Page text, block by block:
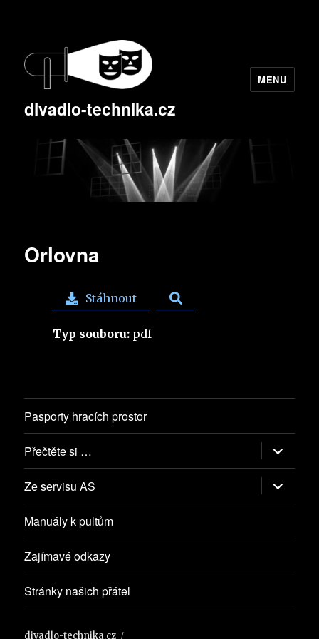
divadlo-technika.cz
MENU
Orlovna
Stáhnout
Typ souboru: pdf
Pasporty hracích prostor
Přečtěte si … Zobrazit
položky
Ze servisu AS
Zobrazit
položky
Manuály k pultům
Zajímavé odkazy
Stránky našich přátel
divadlo-technika.cz